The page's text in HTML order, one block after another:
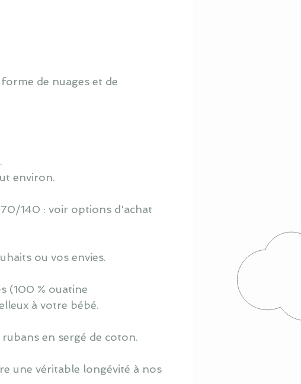
de nuages et de
environ.
140 : voir options d'achat
ou vos envies.
(100 % ouatine
à votre bébé.
en sergé de coton.
une véritable longévité à nos